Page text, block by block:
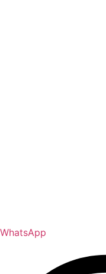
WhatsApp